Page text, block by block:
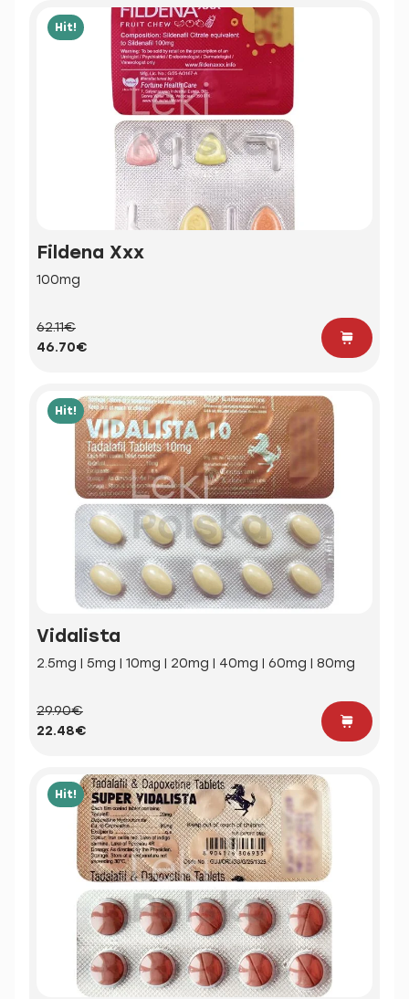
Hit!
Fildena Xxx
100mg
62.11€
46.70€
Hit!
Vidalista
2.5mg | 5mg | 10mg | 20mg | 40mg | 60mg | 80mg
29.90€
22.48€
Hit!